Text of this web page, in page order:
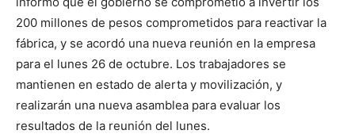
200 millones de pesos comprometidos para reactivar la
fábrica, y se acordó una nueva reunión en la empresa
para el lunes 26 de octubre. Los trabajadores se
mantienen en estado de alerta y movilización, y
realizarán una nueva asamblea para evaluar los
resultados de la reunión del lunes.